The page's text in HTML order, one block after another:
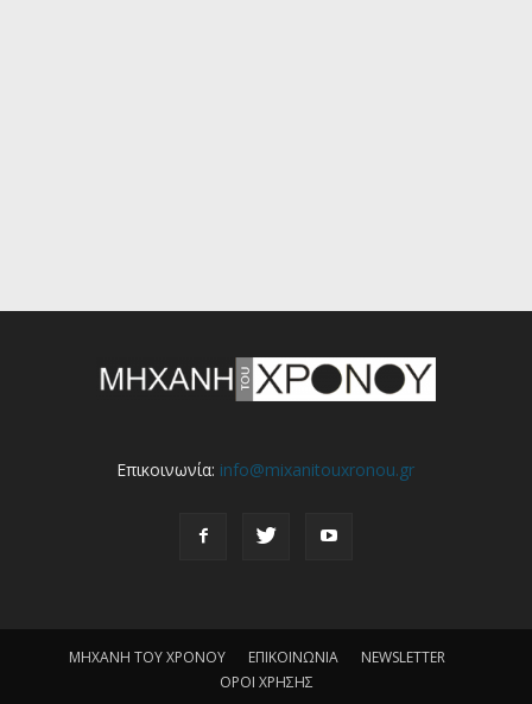
Επικοινωνία: info@mixanitouxronou.gr
ΜΗΧΑΝΗ ΤΟΥ ΧΡΟΝΟΥ ΕΠΙΚΟΙΝΩΝΙΑ
NEWSLETTER
ΟΡΟΙ ΧΡΗΣΗΣ